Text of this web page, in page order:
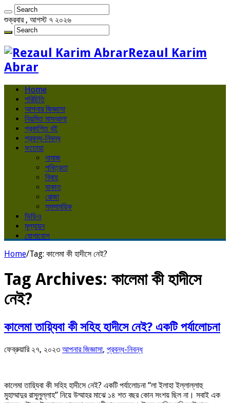
শুক্রবার , আগস্ট ৭ ২০২৬
Rezaul Karim
Abrar
Home
পরিচিতি
আপনার জিজ্ঞাসা
নিয়মিত মাসআলা
প্রকাশিত বই
প্রবন্ধ-নিবন্ধ
ফতোয়া
নামাজ
পবিত্রতা
বিবাহ
যাকাত
রোজা
সমসাময়িক
ভিডিও
মূল্যায়ন
যোগাযোগ
Home/Tag: কালেমা কী হাদীসে নেই?
Tag Archives: কালেমা কী হাদীসে
নেই?
কালেমা তায়্যিবা কী সহিহ হাদীসে নেই? একটি পর্যালোচনা
ফেব্রুয়ারি ২৭, ২০২৩ আপনার জিজ্ঞাসা, প্রবন্ধ-নিবন্ধ
কালেমা তায়্যিবা কী সহিহ হাদীসে নেই? একটি পর্যালোচনা “লা ইলাহা ইল্লাল্লাহু
মুহাম্মাদুর রাসুলুল্লাহ” নিয়ে উম্মাহর মাঝে ১৪ শত বছর কোন সংশয় ছিল না। সবাই এক